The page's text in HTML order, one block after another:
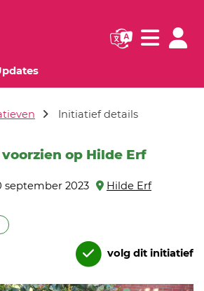
pagina)
(huidige pagina)
Navigatie
Initiatief details
op Hilde Erf
september 2023
Hilde Erf
volg dit initiatief